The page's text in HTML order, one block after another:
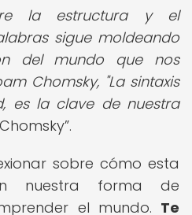
la estructura y el
sigue moldeando
del mundo que nos
Chomsky, "La sintaxis
es la clave de nuestra
.
sobre cómo esta
nuestra forma de
el mundo. Te